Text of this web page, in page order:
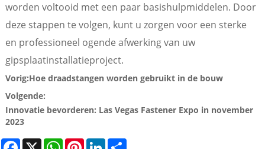
worden voltooid met een paar basishulpmiddelen. Door
deze stappen te volgen, kunt u zorgen voor een sterke
en professioneel ogende afwerking van uw
gipsplaatinstallatieproject.
Vorig:Hoe draadstangen worden gebruikt in de bouw
Volgende:
Innovatie bevorderen: Las Vegas Fastener Expo in november
2023
Facebook
X WhatsAppPinterestLinkedIn